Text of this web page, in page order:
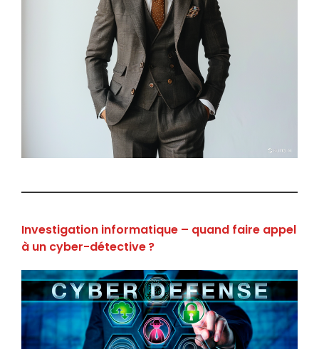
Investigation informatique – quand faire appel
à un cyber-détective ?